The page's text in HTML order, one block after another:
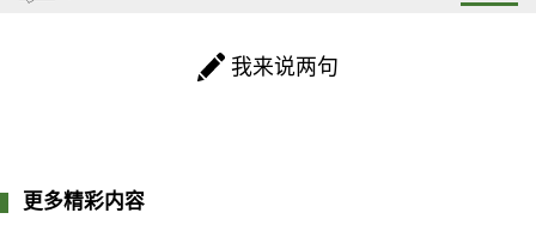
我来说两句
更多精彩内容